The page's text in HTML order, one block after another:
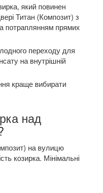
який повинен
Титан (Композит) з
потраплянням прямих
переходу для
на внутрішній
краще вибирати
над
на вулицю
козирка. Мінімальні